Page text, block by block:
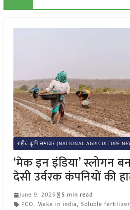
राष्ट्रीय कृषि समाचार (NATIONAL AGRICULTURE
‘मेक इन इंडिया’ स्लोगन
देसी उर्वरक कंपनियों की
June 9, 2025
5 min read
FCO, Make in india, Soluble